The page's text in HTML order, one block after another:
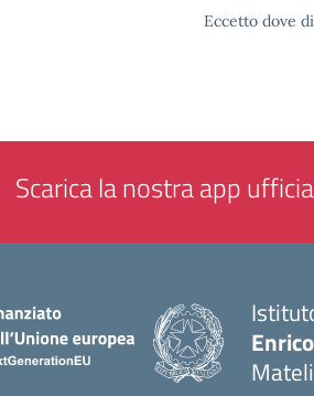
Eccetto dove
Scarica la nostra app